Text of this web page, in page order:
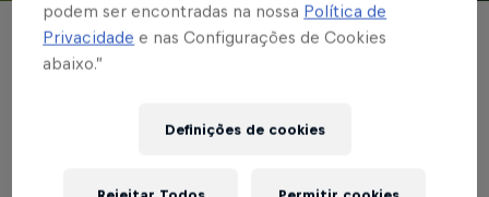
PAULISTÃO
Preta em busca de
vaga nas quartas do
podem ser encontradas na nossa Política de
Privacidade e nas Configurações de Cookies
abaixo.”
Definições de cookies